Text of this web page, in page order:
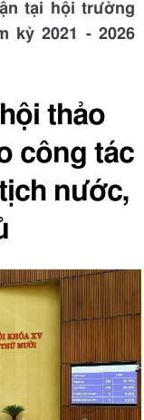
tại hội trường
kỳ 2021 - 2026
thảo
công tác
nước,